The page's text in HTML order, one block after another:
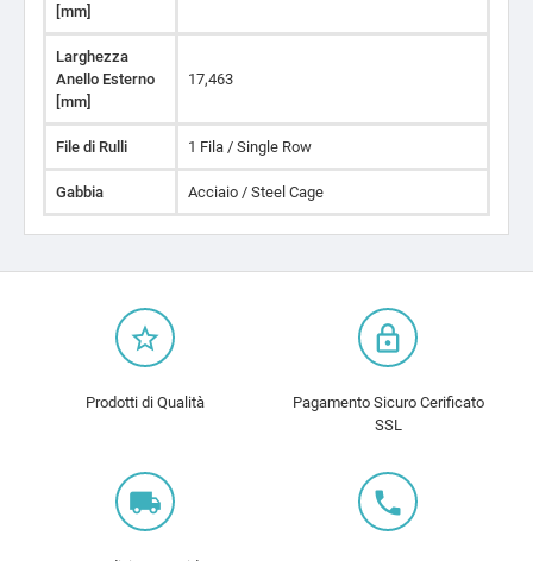
[mm]
Larghezza
Anello Esterno
[mm]
17,463
File di Rulli 1 Fila / Single Row
Gabbia Acciaio / Steel Cage
star_border
Prodotti di Qualità
lock_outline
Pagamento Sicuro Cerificato
SSL
local_shipping local_phone